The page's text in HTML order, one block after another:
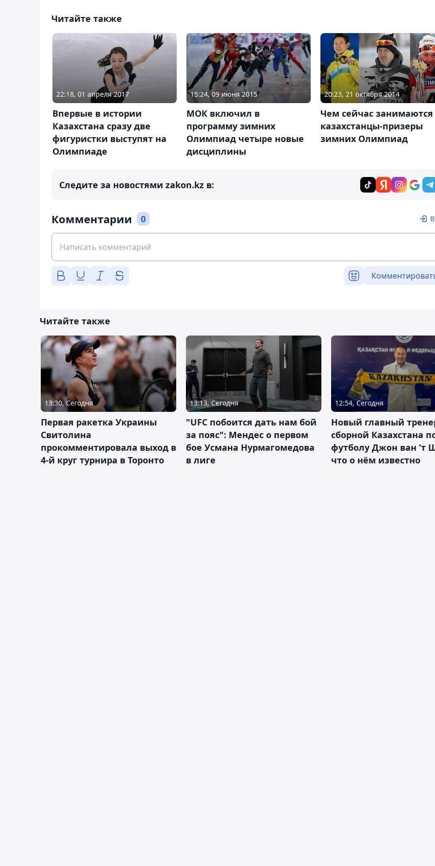
Читайте также
22:18, 01 апреля 2017
Впервые в истории
Казахстана сразу две
фигуристки выступят на
Олимпиаде
15:24, 09 июня 2015
МОК включил в
программу зимних
Олимпиад четыре новые
дисциплины
20:23, 21 октября 2014
Чем сейчас занимаются
казахстанцы-призеры
зимних Олимпиад
Следите за новостями zakon.kz в:
Комментарии 0
Читайте также
13:30, Сегодня
Первая ракетка Украины
Свитолина
прокомментировала выход в
4-й круг турнира в Торонто
13:13, Сегодня
"UFC побоится дать нам бой
за пояс": Мендес о первом
бое Усмана Нурмагомедова
в лиге
12:54, Сегодня
Новый главный
сборной Казахстана
футболу Джон ван ’т
что о нём известно